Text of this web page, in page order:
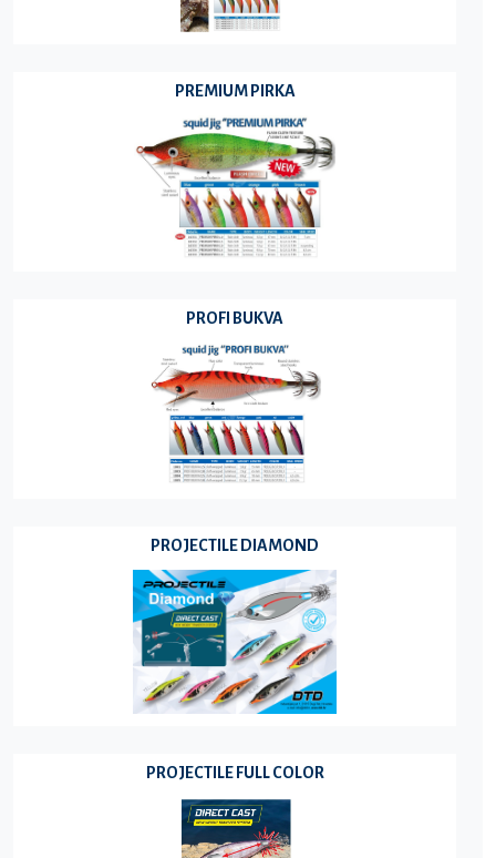
PREMIUM PIRKA
PROFI BUKVA
PROJECTILE DIAMOND
PROJECTILE FULL COLOR